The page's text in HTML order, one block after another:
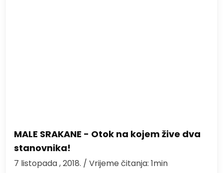
MALE SRAKANE - Otok na kojem žive dva
stanovnika!
7 listopada , 2018. / Vrijeme čitanja: 1min